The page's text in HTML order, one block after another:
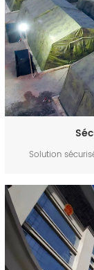
Solution
déploiement
sécurisés :
actifs,